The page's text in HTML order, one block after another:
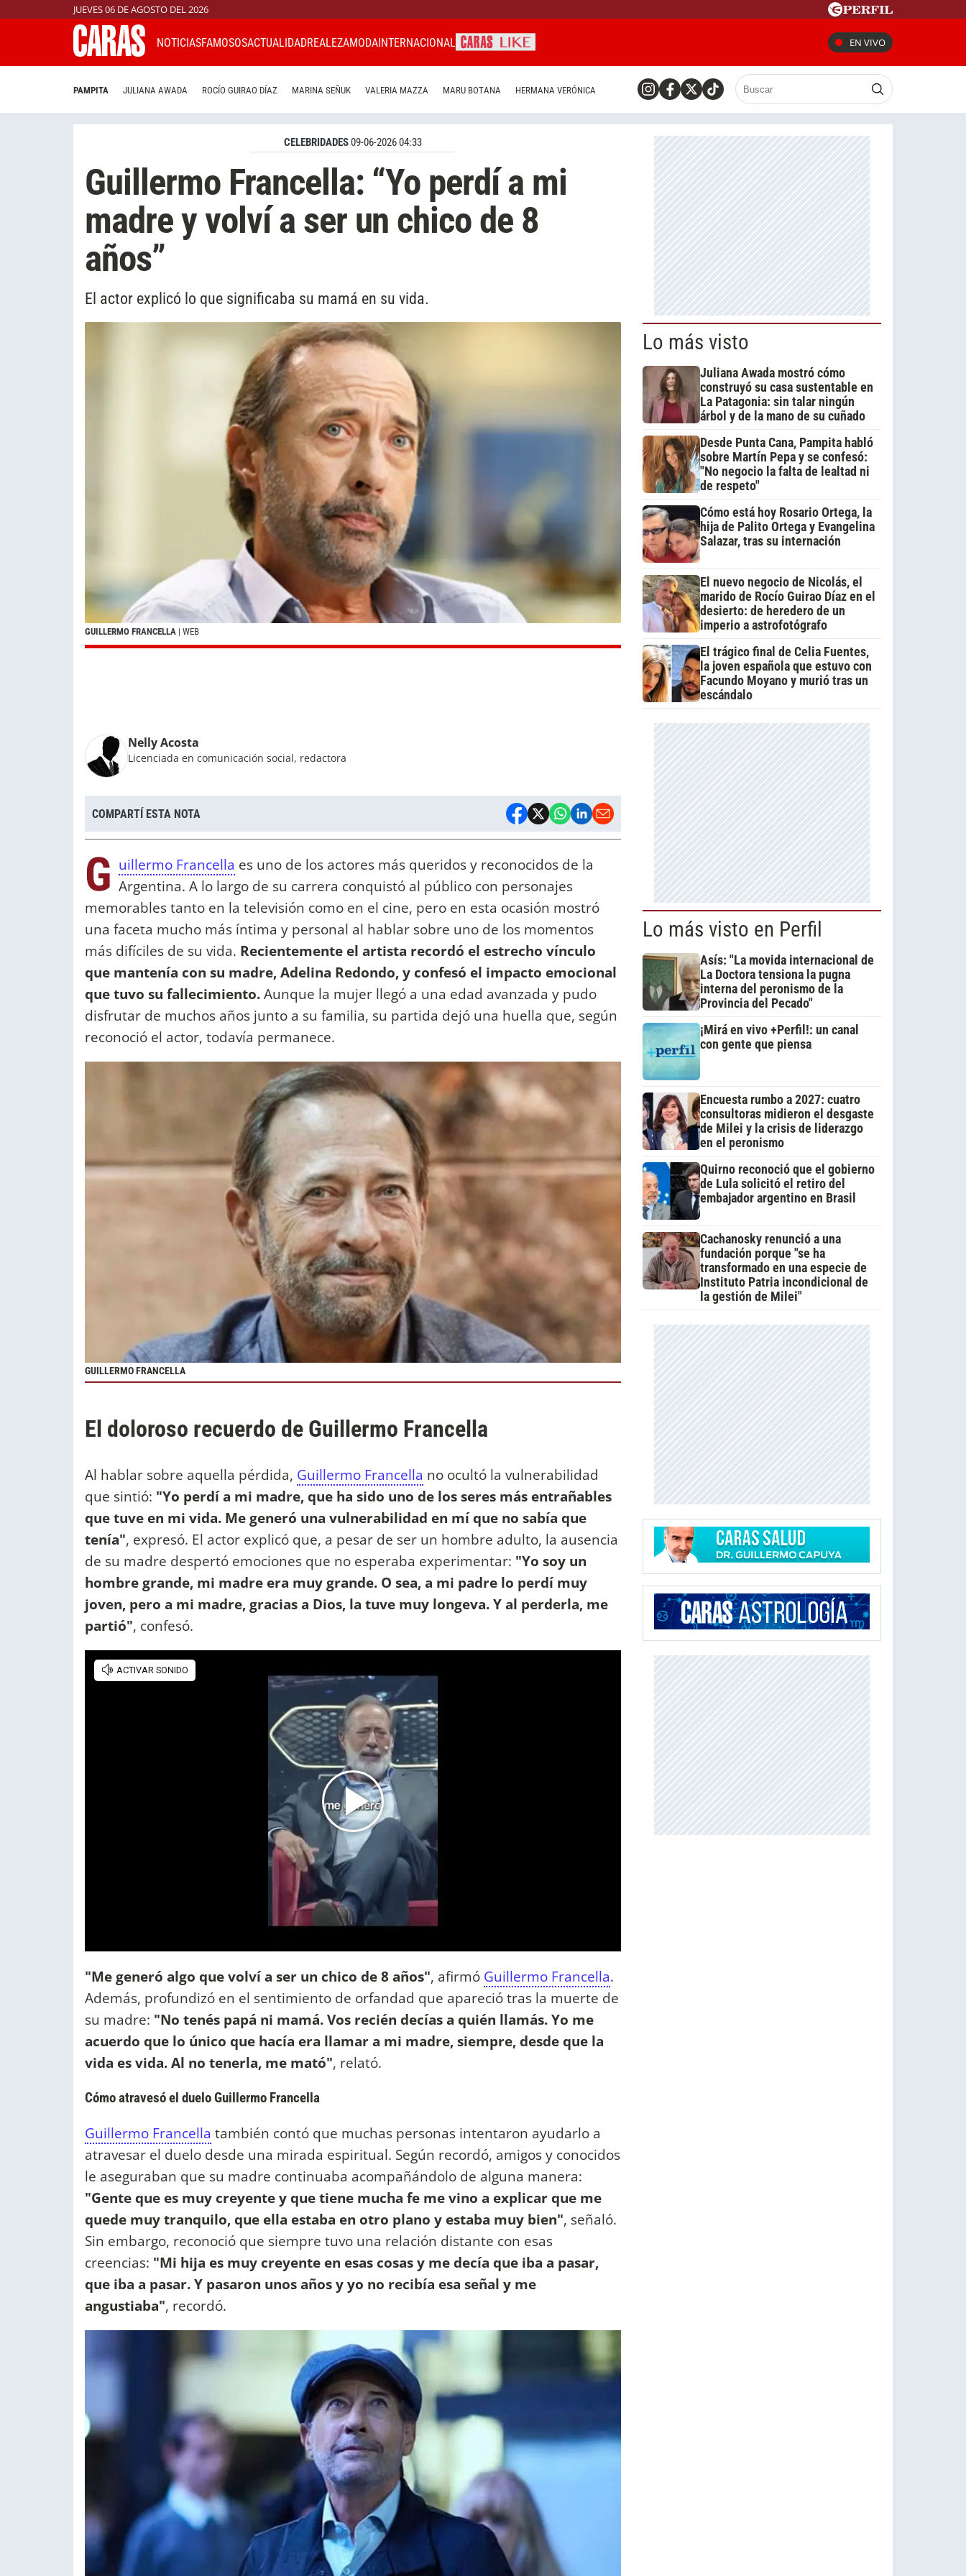
JUEVES 06 DE AGOSTO DEL 2026
NOTICIASFAMOSOSACTUALIDADREALEZAMODAINTERNACIONAL EN VIVO
PAMPITA JULIANA AWADA ROCÍO GUIRAO DÍAZ MARINA SEÑUK VALERIA MAZZA MARU BOTANA HERMANA VERÓNICA
CELEBRIDADES09-06-2026 04:33
Guillermo Francella: “Yo perdí a mi
madre y volví a ser un chico de 8
años”
El actor explicó lo que significaba su mamá en su vida.
GUILLERMO FRANCELLA | WEB
Nelly Acosta
Licenciada en comunicación social, redactora
COMPARTÍ ESTA NOTA
G uillermo Francella es uno de los actores más queridos y reconocidos de la
Argentina. A lo largo de su carrera conquistó al público con personajes
memorables tanto en la televisión como en el cine, pero en esta ocasión mostró
una faceta mucho más íntima y personal al hablar sobre uno de los momentos
más difíciles de su vida. Recientemente el artista recordó el estrecho vínculo
que mantenía con su madre, Adelina Redondo, y confesó el impacto emocional
que tuvo su fallecimiento.Aunque la mujer llegó a una edad avanzada y pudo
disfrutar de muchos años junto a su familia, su partida dejó una huella que, según
reconoció el actor, todavía permanece.
GUILLERMO FRANCELLA
El doloroso recuerdo de Guillermo Francella
Al hablar sobre aquella pérdida, Guillermo Francella no ocultó la vulnerabilidad
que sintió: "Yo perdí a mi madre, que ha sido uno de los seres más entrañables
que tuve en mi vida. Me generó una vulnerabilidad en mí que no sabía que
tenía", expresó. El actor explicó que, a pesar de ser un hombre adulto, la ausencia
de su madre despertó emociones que no esperaba experimentar: "Yo soy un
hombre grande, mi madre era muy grande. O sea, a mi padre lo perdí muy
joven, pero a mi madre, gracias a Dios, la tuve muy longeva. Y al perderla, me
partió", confesó.
"Me generó algo que volví a ser un chico de 8 años", afirmó Guillermo Francella.
Además, profundizó en el sentimiento de orfandad que apareció tras la muerte de
su madre: "No tenés papá ni mamá. Vos recién decías a quién llamás. Yo me
acuerdo que lo único que hacía era llamar a mi madre, siempre, desde que la
vida es vida. Al no tenerla, me mató", relató.
Cómo atravesó el duelo Guillermo Francella
Guillermo Francella también contó que muchas personas intentaron ayudarlo a
atravesar el duelo desde una mirada espiritual. Según recordó, amigos y conocidos
le aseguraban que su madre continuaba acompañándolo de alguna manera:
"Gente que es muy creyente y que tiene mucha fe me vino a explicar que me
quede muy tranquilo, que ella estaba en otro plano y estaba muy bien", señaló.
Sin embargo, reconoció que siempre tuvo una relación distante con esas
creencias: "Mi hija es muy creyente en esas cosas y me decía que iba a pasar,
que iba a pasar. Y pasaron unos años y yo no recibía esa señal y me
angustiaba", recordó.
Lo más visto
Juliana Awada mostró cómo
construyó su casa sustentable en
La Patagonia: sin talar ningún
árbol y de la mano de su cuñado
Desde Punta Cana, Pampita habló
sobre Martín Pepa y se confesó:
"No negocio la falta de lealtad ni
de respeto"
Cómo está hoy Rosario Ortega, la
hija de Palito Ortega y Evangelina
Salazar, tras su internación
El nuevo negocio de Nicolás, el
marido de Rocío Guirao Díaz en el
desierto: de heredero de un
imperio a astrofotógrafo
El trágico final de Celia Fuentes,
la joven española que estuvo con
Facundo Moyano y murió tras un
escándalo
Lo más visto en Perfil
Asís: "La movida internacional de
La Doctora tensiona la pugna
interna del peronismo de la
Provincia del Pecado"
¡Mirá en vivo +Perfil!: un canal
con gente que piensa
Encuesta rumbo a 2027: cuatro
consultoras midieron el desgaste
de Milei y la crisis de liderazgo
en el peronismo
Quirno reconoció que el gobierno
de Lula solicitó el retiro del
embajador argentino en Brasil
Cachanosky renunció a una
fundación porque "se ha
transformado en una especie de
Instituto Patria incondicional de
la gestión de Milei"